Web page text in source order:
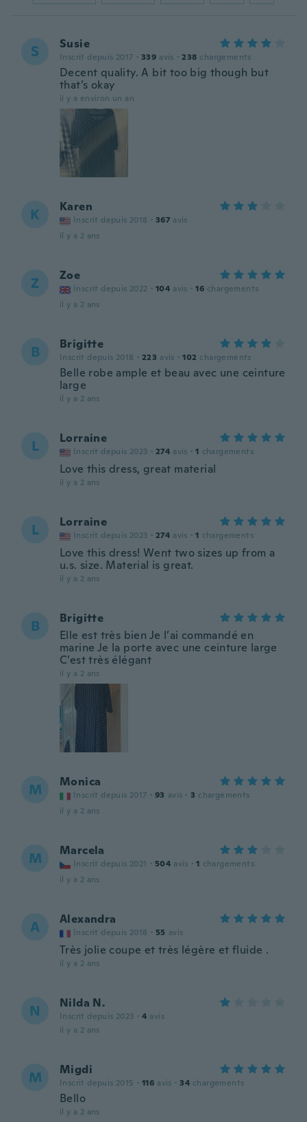
S Susie
Inscrit depuis 2017 · 339 avis · 238 chargements
Decent quality. A bit too big though but
that’s okay
il y a environ un an
K Karen
Inscrit depuis 2018 · 367 avis
il y a 2 ans
Z Zoe
Inscrit depuis 2022 · 104 avis · 16 chargements
il y a 2 ans
B Brigitte
Inscrit depuis 2018 · 223 avis · 102 chargements
Belle robe ample et beau avec une ceinture
large
il y a 2 ans
L Lorraine
Inscrit depuis 2023 · 274 avis · 1 chargements
Love this dress, great material
il y a 2 ans
L Lorraine
Inscrit depuis 2023 · 274 avis · 1 chargements
Love this dress! Went two sizes up from a
u.s. size. Material is great.
il y a 2 ans
B
Brigitte
Elle est très bien Je l’ai commandé en
marine Je la porte avec une ceinture large
C’est très élégant
il y a 2 ans
M Monica
Inscrit depuis 2017 · 93 avis · 3 chargements
il y a 2 ans
M Marcela
Inscrit depuis 2021 · 504 avis · 1 chargements
il y a 2 ans
A Alexandra
Inscrit depuis 2018 · 55 avis
Très jolie coupe et très légère et fluide .
il y a 2 ans
N Nilda N.
Inscrit depuis 2023 · 4 avis
il y a 2 ans
M Migdi
Inscrit depuis 2015 · 116 avis · 34 chargements
Bello
il y a 2 ans